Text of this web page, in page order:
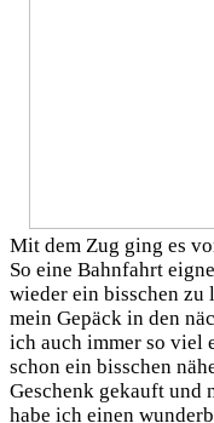
Mit dem Zug ging es
So eine Bahnfahrt
wieder ein bisschen zu
mein Gepäck in den
ich auch immer so viel
schon ein bisschen
Geschenk gekauft und
habe ich einen